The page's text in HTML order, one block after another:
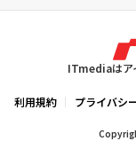
ITmediaはア
利用規約 プライバシ